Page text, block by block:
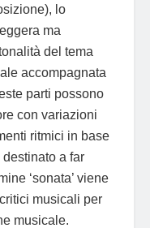
lo
ma
del tema
accompagnata
parti possono
con variazioni
ritmici in base
a far
‘sonata’ viene
musicali per
musicale.